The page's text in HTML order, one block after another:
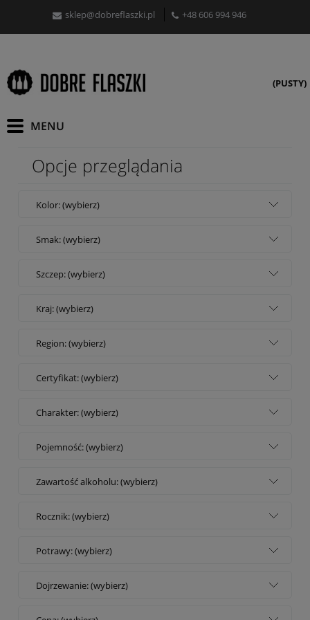
sklep@dobreflaszki.pl +48 606 994 946
(PUSTY)
Opcje przeglądania
Kolor: (wybierz)
Smak: (wybierz)
Szczep: (wybierz)
Kraj: (wybierz)
Region: (wybierz)
Certyfikat: (wybierz)
Charakter: (wybierz)
Pojemność: (wybierz)
Zawartość alkoholu: (wybierz)
Rocznik: (wybierz)
Potrawy: (wybierz)
Dojrzewanie: (wybierz)